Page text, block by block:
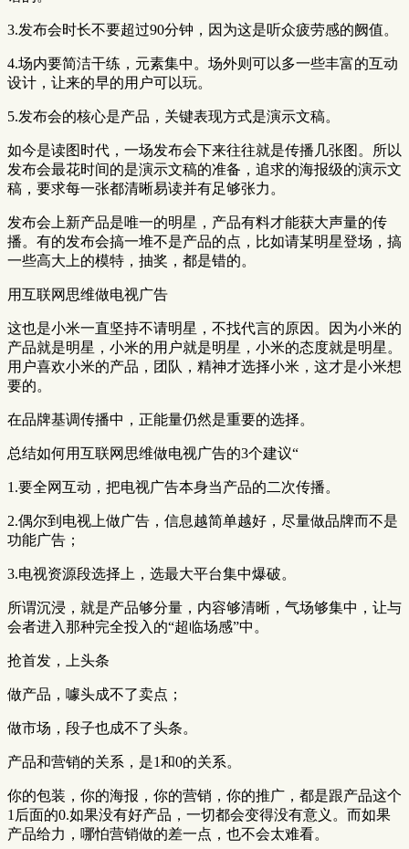
3.发布会时长不要超过90分钟，因为这是听众疲劳感的阙值。
4.场内要简洁干练，元素集中。场外则可以多一些丰富的互动
设计，让来的早的用户可以玩。
5.发布会的核心是产品，关键表现方式是演示文稿。
如今是读图时代，一场发布会下来往往就是传播几张图。所以
发布会最花时间的是演示文稿的准备，追求的海报级的演示文
稿，要求每一张都清晰易读并有足够张力。
发布会上新产品是唯一的明星，产品有料才能获大声量的传
播。有的发布会搞一堆不是产品的点，比如请某明星登场，搞
一些高大上的模特，抽奖，都是错的。
用互联网思维做电视广告
这也是小米一直坚持不请明星，不找代言的原因。因为小米的
产品就是明星，小米的用户就是明星，小米的态度就是明星。
用户喜欢小米的产品，团队，精神才选择小米，这才是小米想
要的。
在品牌基调传播中，正能量仍然是重要的选择。
总结如何用互联网思维做电视广告的3个建议“
1.要全网互动，把电视广告本身当产品的二次传播。
2.偶尔到电视上做广告，信息越简单越好，尽量做品牌而不是
功能广告；
3.电视资源段选择上，选最大平台集中爆破。
所谓沉浸，就是产品够分量，内容够清晰，气场够集中，让与
会者进入那种完全投入的“超临场感”中。
抢首发，上头条
做产品，噱头成不了卖点；
做市场，段子也成不了头条。
产品和营销的关系，是1和0的关系。
你的包装，你的海报，你的营销，你的推广，都是跟产品这个
1后面的0.如果没有好产品，一切都会变得没有意义。而如果
产品给力，哪怕营销做的差一点，也不会太难看。